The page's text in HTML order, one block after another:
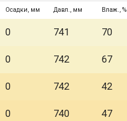
Осадки, мм Давл., мм Влаж., %
0 741 70
0 742 67
0 742 42
0 740 47